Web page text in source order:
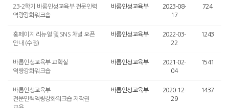
23-2학기 바롬인성교육부 전문인력
역량강화워크숍
바롬인성교육부
2023-08-
17
724
홈페이지 리뉴얼 및 SNS 채널 오픈
안내 (수정)
바롬인성교육부
2022-03-
22
1243
바롬인성교육부 교학실
역량강화워크숍
바롬인성교육부
2021-02-
04
1541
바롬인성교육부
전문인력역량강화워크숍 저작권
바롬인성교육부
2020-12-
29
1437